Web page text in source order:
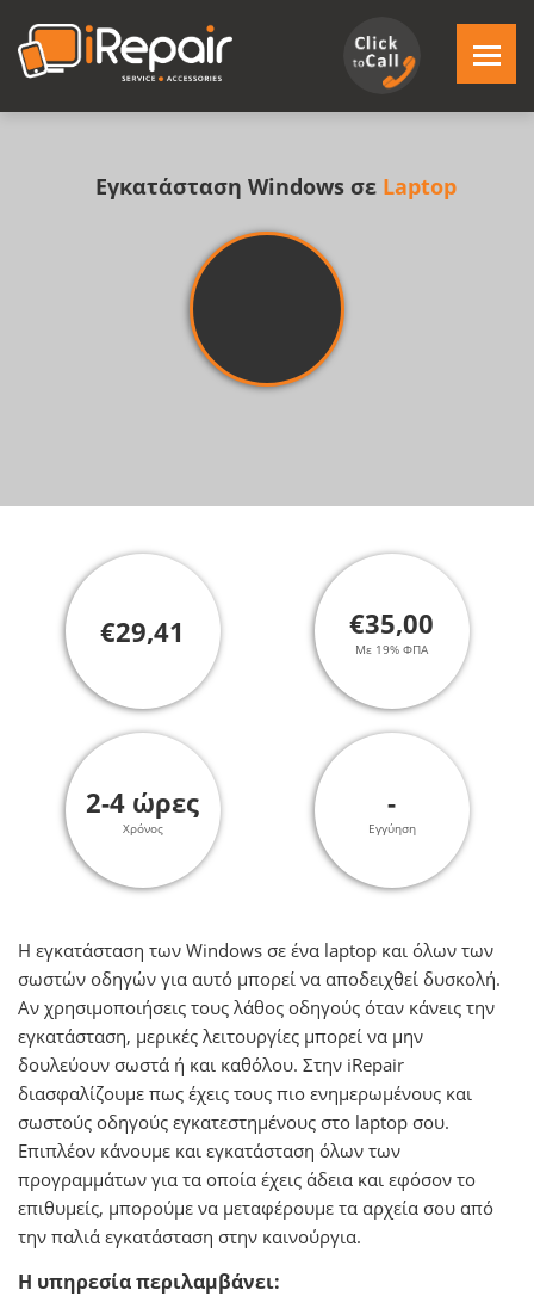
Εγκατάσταση Windows σε Laptop
€29,41 €35,00
Με 19% ΦΠΑ
2-4 ώρες
Χρόνος
-
Εγγύηση
Η εγκατάσταση των Windows σε ένα laptop και όλων των
σωστών οδηγών για αυτό μπορεί να αποδειχθεί δυσκολή.
Αν χρησιμοποιήσεις τους λάθος οδηγούς όταν κάνεις την
εγκατάσταση, μερικές λειτουργίες μπορεί να μην
δουλεύουν σωστά ή και καθόλου. Στην iRepair
διασφαλίζουμε πως έχεις τους πιο ενημερωμένους και
σωστούς οδηγούς εγκατεστημένους στο laptop σου.
Επιπλέον κάνουμε και εγκατάσταση όλων των
προγραμμάτων για τα οποία έχεις άδεια και εφόσον το
επιθυμείς, μπορούμε να μεταφέρουμε τα αρχεία σου από
την παλιά εγκατάσταση στην καινούργια.
H υπηρεσία περιλαμβάνει: